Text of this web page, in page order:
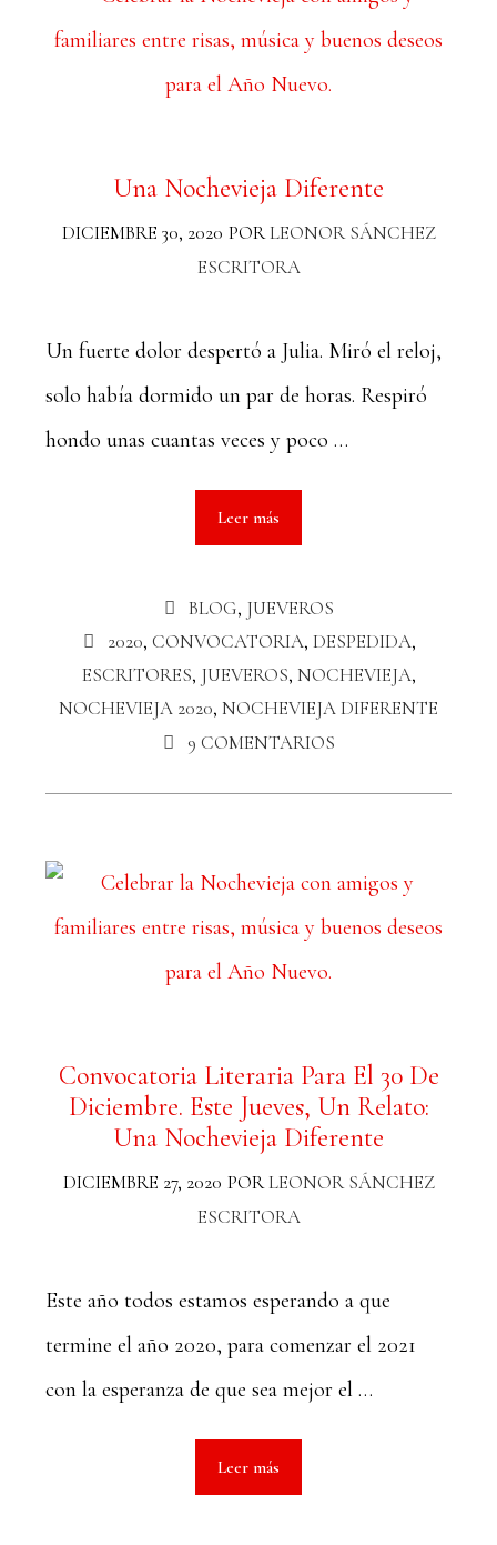
Una Nochevieja Diferente
DICIEMBRE 30, 2020 PORLEONOR SÁNCHEZ
ESCRITORA
Un fuerte dolor despertó a Julia. Miró el reloj,
solo había dormido un par de horas. Respiró
hondo unas cuantas veces y poco …
Leer más
BLOG, JUEVEROS
2020, CONVOCATORIA, DESPEDIDA,
ESCRITORES, JUEVEROS, NOCHEVIEJA,
NOCHEVIEJA 2020, NOCHEVIEJA DIFERENTE
9 COMENTARIOS
Convocatoria Literaria Para El 30 De
Diciembre. Este Jueves, Un Relato:
Una Nochevieja Diferente
DICIEMBRE 27, 2020 PORLEONOR SÁNCHEZ
ESCRITORA
Este año todos estamos esperando a que
termine el año 2020, para comenzar el 2021
con la esperanza de que sea mejor el …
Leer más